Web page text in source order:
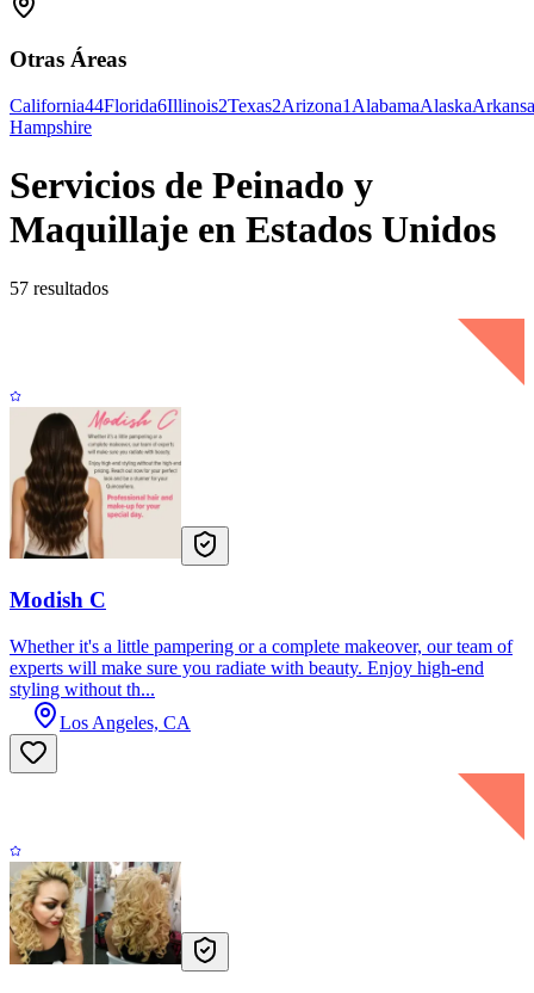
Otras Áreas
California44Florida6Illinois2Texas2Arizona1 AlabamaAlaska
Hampshire
Servicios de Peinado y
Maquillaje en Estados Unidos
57 resultados
Modish C
Whether it's a little pampering or a complete makeover, our team of
experts will make sure you radiate with beauty. Enjoy high-end
styling without th...
Los Angeles, CA